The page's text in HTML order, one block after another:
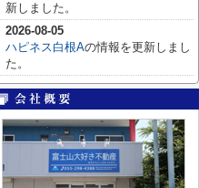
新しました。
2026-08-05
ハピネス白根Aの情報を更新しまし
た。